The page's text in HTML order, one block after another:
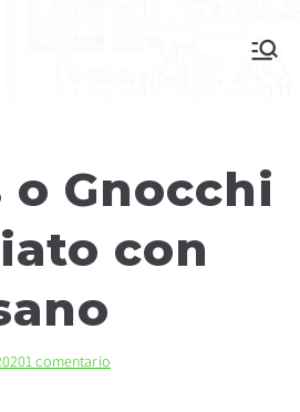
o Gnocchi
con
1 comentario